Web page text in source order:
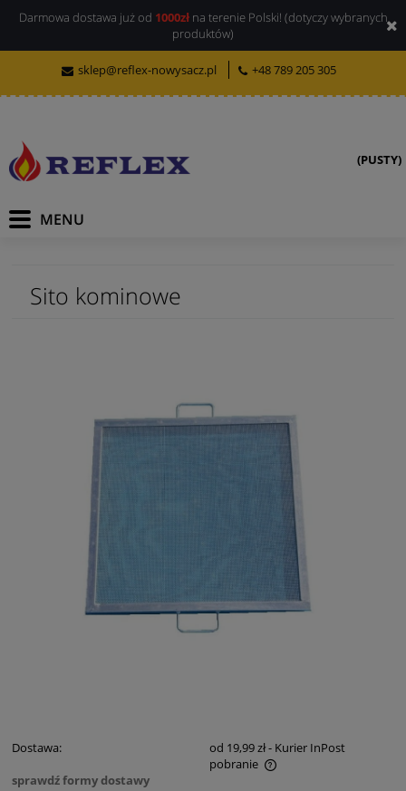
Darmowa dostawa już od 1000złna terenie Polski! (dotyczy wybranych
produktów)
sklep@reflex-nowysacz.pl +48 789 205 305
(PUSTY)
Sito kominowe
Dostawa: od 19,99 zł- Kurier InPost
pobranie
Cena nie zawiera ewentualnych kosztów płatności
sprawdź formy dostawy